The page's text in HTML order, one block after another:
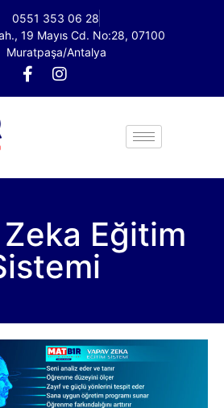
0551 353 06 28
19 Mayıs Cd. No:28, 07100
Muratpaşa/Antalya
Eğitim